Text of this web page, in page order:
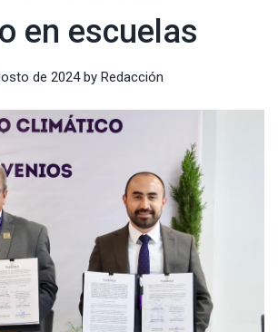
en escuelas
de 2024by Redacción